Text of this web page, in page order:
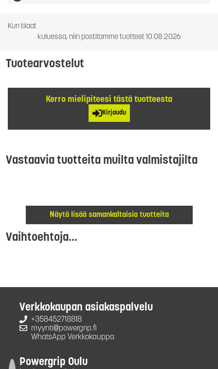
Kun tilaat
kuluessa, niin postitamme tuotteet 10.08.2026
Tuotearvostelut
Kerro mielipiteesi tästä tuotteesta
Kirjaudu
Vastaavia tuotteita muilta valmistajilta
Näytä lisää samankaltaisia tuotteita
Vaihtoehtoja...
Verkkokaupan asiakaspalvelu
+358452718818
myynti@powergrip.fi
WhatsApp Verkkokauppa
Powergrip Oulu